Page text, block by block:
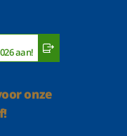
aan!
onze